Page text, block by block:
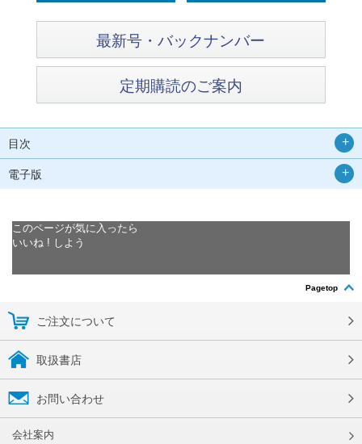
最新号・バックナンバー
定期購読のご案内
目次
電子版
このページが気に入ったら
いいね ! しよう
Pagetop
ご注文について
取扱書店
お問い合わせ
会社案内